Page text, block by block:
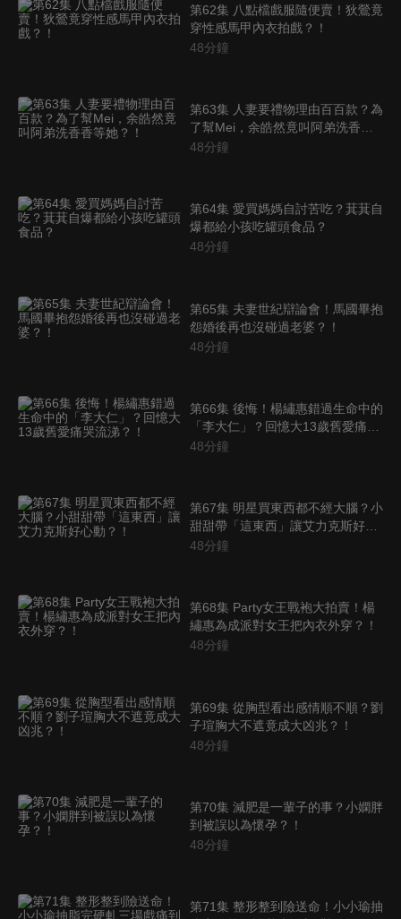
第62集 八點檔戲服隨便賣！狄鶯竟
穿性感馬甲內衣拍戲？！
48分鐘
第63集 人妻要禮物理由百百款？為
了幫Mei，余皓然竟叫阿弟洗香香
等她？！
48分鐘
第64集 愛買媽媽自討苦吃？萁萁自
爆都給小孩吃罐頭食品？
48分鐘
第65集 夫妻世紀辯論會！馬國畢抱
怨婚後再也沒碰過老婆？！
48分鐘
第66集 後悔！楊繡惠錯過生命中的
「李大仁」？回憶大13歲舊愛痛哭
流涕？！
48分鐘
第67集 明星買東西都不經大腦？小
甜甜帶「這東西」讓艾力克斯好心
動？！
48分鐘
第68集 Party女王戰袍大拍賣！楊
繡惠為成派對女王把內衣外穿？！
48分鐘
第69集 從胸型看出感情順不順？劉
子瑄胸大不遮竟成大凶兆？！
48分鐘
第70集 減肥是一輩子的事？小嫻胖
到被誤以為懷孕？！
48分鐘
第71集 整形整到險送命！小小瑜抽